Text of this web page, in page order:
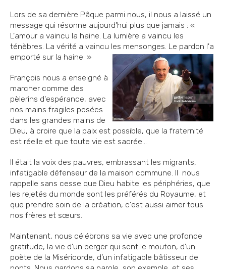
Lors de sa dernière Pâque parmi nous, il nous a laissé un
message qui résonne aujourd'hui plus que jamais : «
L'amour a vaincu la haine. La lumière a vaincu les
ténèbres. La vérité a vaincu les mensonges. Le pardon l'a
emporté sur la haine. »
François nous a enseigné à
marcher comme des
pèlerins d'espérance, avec
nos mains fragiles posées
dans les grandes mains de
Dieu, à croire que la paix est possible, que la fraternité
est réelle et que toute vie est sacrée...
Il était la voix des pauvres, embrassant les migrants,
infatigable défenseur de la maison commune. Il nous
rappelle sans cesse que Dieu habite les périphéries, que
les rejetés du monde sont les préférés du Royaume, et
que prendre soin de la création, c'est aussi aimer tous
nos frères et sœurs.
Maintenant, nous célébrons sa vie avec une profonde
gratitude, la vie d’un berger qui sent le mouton, d’un
poète de la Miséricorde, d’un infatigable bâtisseur de